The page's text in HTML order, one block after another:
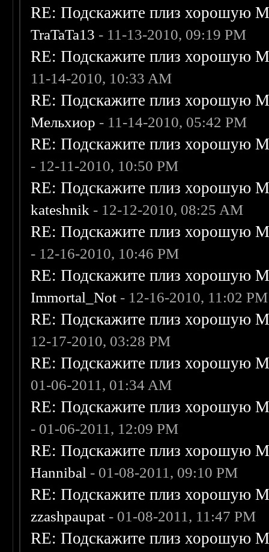
RE: Подскажите плиз хорошую
TraTaTa13 - 11-13-2010, 09:19 PM
RE: Подскажите плиз хорошую
11-14-2010, 10:33 AM
RE: Подскажите плиз хорошую
Мельхиор - 11-14-2010, 05:42 PM
RE: Подскажите плиз хорошую
- 12-11-2010, 10:50 PM
RE: Подскажите плиз хорошую
kateshnik - 12-12-2010, 08:25 AM
RE: Подскажите плиз хорошую
- 12-16-2010, 10:46 PM
RE: Подскажите плиз хорошую
Immortal_Not - 12-16-2010, 11:02 PM
RE: Подскажите плиз хорошую
12-17-2010, 03:28 PM
RE: Подскажите плиз хорошую
01-06-2011, 01:34 AM
RE: Подскажите плиз хорошую
- 01-06-2011, 12:09 PM
RE: Подскажите плиз хорошую
Hannibal - 01-08-2011, 09:10 PM
RE: Подскажите плиз хорошую
zzashpaupat - 01-08-2011, 11:47 PM
RE: Подскажите плиз хорошую